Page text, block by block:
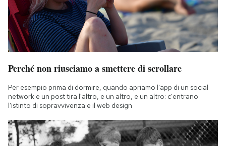
Perché non riusciamo a smettere di scrollare
Per esempio prima di dormire, quando apriamo l'app di un social
network e un post tira l'altro, e un altro, e un altro: c'entrano
l'istinto di sopravvivenza e il web design